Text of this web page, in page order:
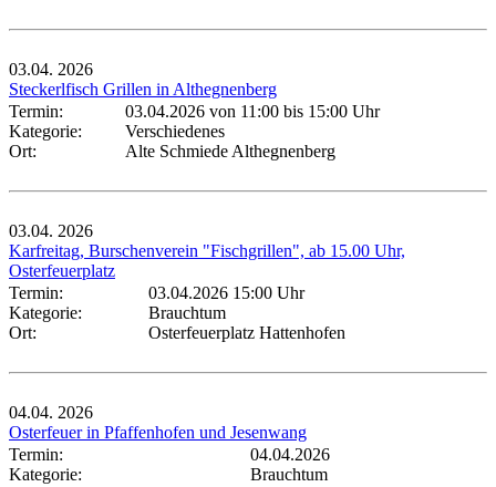
03.04. 2026
Steckerlfisch Grillen in Althegnenberg
Termin:
03.04.2026 von 11:00 bis 15:00 Uhr
Kategorie:
Verschiedenes
Ort:
Alte Schmiede Althegnenberg
03.04. 2026
Karfreitag, Burschenverein "Fischgrillen", ab 15.00 Uhr,
Osterfeuerplatz
Termin:
03.04.2026 15:00 Uhr
Kategorie:
Brauchtum
Ort:
Osterfeuerplatz Hattenhofen
04.04. 2026
Osterfeuer in Pfaffenhofen und Jesenwang
Termin:
04.04.2026
Kategorie:
Brauchtum